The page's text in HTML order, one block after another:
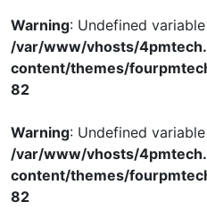
Warning: Undefined
/var/www/vhosts/
content/themes/
82
Warning: Undefined
/var/www/vhosts/
content/themes/
82